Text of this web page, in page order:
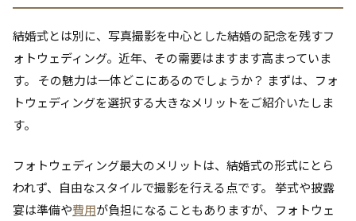
結婚式とは別に、写真撮影を中心とした結婚の記念を残すフ
ォトウェディング。近年、その需要はますます高まっていま
す。 その魅力は一体どこにあるのでしょうか？ まずは、フォ
トウェディングを選択する大きなメリットをご紹介いたしま
す。
フォトウェディング最大のメリットは、結婚式の形式にとら
われず、自由なスタイルで撮影を行える点です。 挙式や披露
宴は準備や費用が負担になることもありますが、フォトウェ